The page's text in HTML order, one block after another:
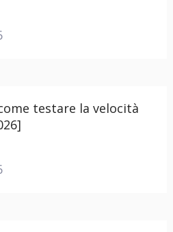
testare la velocità